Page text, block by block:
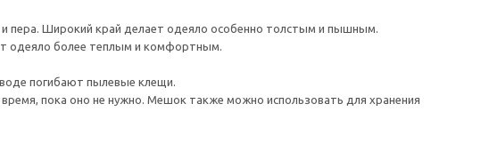
и пера. Широкий край делает одеяло особенно толстым и пышным.
одеяло более теплым и комфортным.
погибают пылевые клещи.
пока оно не нужно. Мешок также можно использовать для хранения